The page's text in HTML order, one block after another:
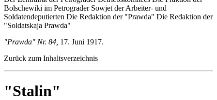
Bolschewiki im Petrograder Sowjet der Arbeiter- und
Soldatendeputierten Die Redaktion der "Prawda" Die Redaktion der
"Soldatskaja Prawda"
"Prawda" Nr. 84, 17. Juni 1917.
Zurück zum Inhaltsverzeichnis
"Stalin"